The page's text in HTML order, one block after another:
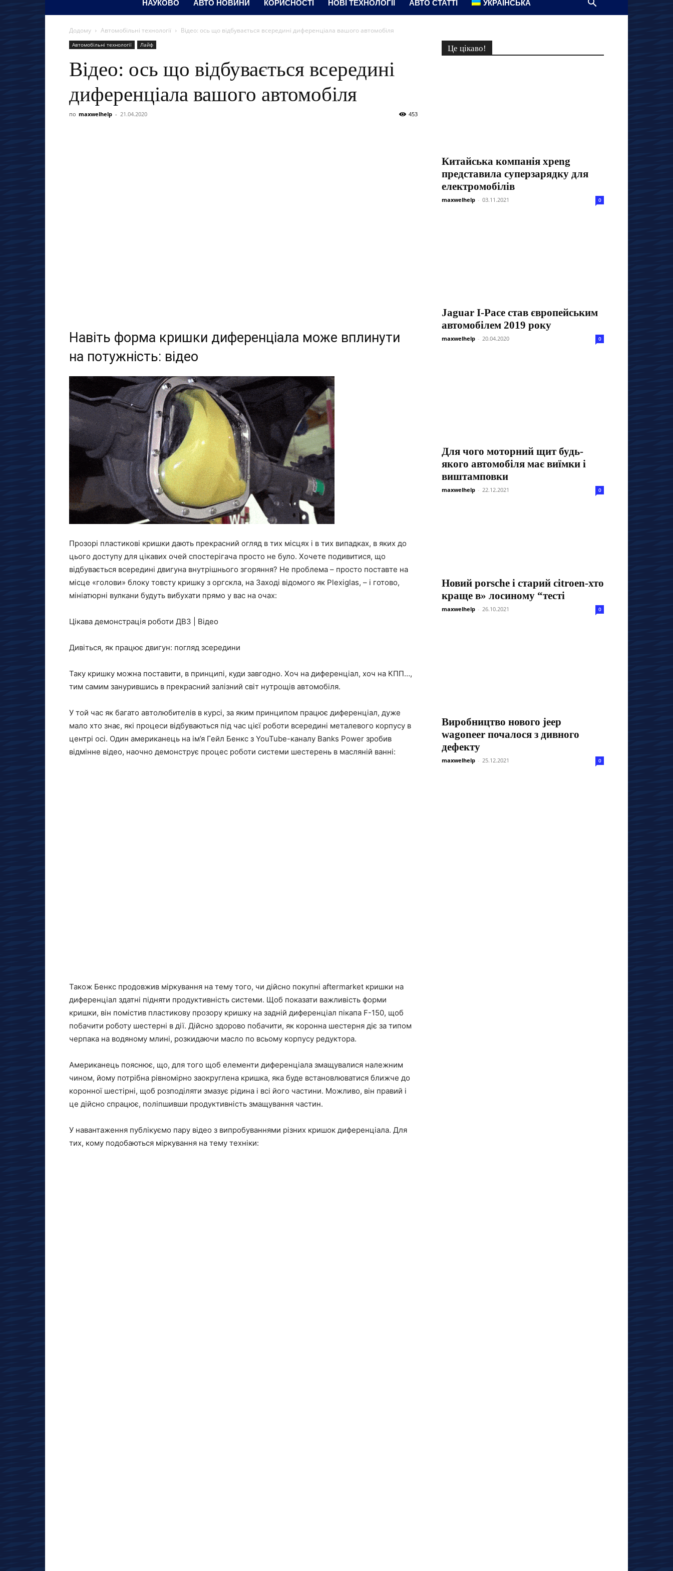
НАУКОВО АВТО НОВИНИ КОРИСНОСТІ НОВІ ТЕХНОЛОГІЇ АВТО СТАТТІ УКРАЇНСЬКА
Додому Автомобільні технології Відео: ось що відбувається всередині диференціала вашого автомобіля
Автомобільні технології Лайф
Відео: ось що відбувається всередині
диференціала вашого автомобіля
по maxwelhelp - 21.04.2020 453
Навіть форма кришки диференціала може вплинути
на потужність: відео
Прозорі пластикові кришки дають прекрасний огляд в тих місцях і в тих випадках, в яких до
цього доступу для цікавих очей спостерігача просто не було. Хочете подивитися, що
відбувається всередині двигуна внутрішнього згоряння? Не проблема – просто поставте на
місце «голови» блоку товсту кришку з оргскла, на Заході відомого як Plexiglas, – і готово,
мініатюрні вулкани будуть вибухати прямо у вас на очах:
Цікава демонстрація роботи ДВЗ | Відео
Дивіться, як працює двигун: погляд зсередини
Таку кришку можна поставити, в принципі, куди завгодно. Хоч на диференціал, хоч на КПП…,
тим самим занурившись в прекрасний залізний світ нутрощів автомобіля.
У той час як багато автолюбителів в курсі, за яким принципом працює диференціал, дуже
мало хто знає, які процеси відбуваються під час цієї роботи всередині металевого корпусу в
центрі осі. Один американець на ім’я Гейл Бенкс з YouTube-каналу Banks Power зробив
відмінне відео, наочно демонструє процес роботи системи шестерень в масляній ванні:
Також Бенкс продовжив міркування на тему того, чи дійсно покупні aftermarket кришки на
диференціал здатні підняти продуктивність системи. Щоб показати важливість форми
кришки, він помістив пластикову прозору кришку на задній диференціал пікапа F-150, щоб
побачити роботу шестерні в дії. Дійсно здорово побачити, як коронна шестерня діє за типом
черпака на водяному млині, розкидаючи масло по всьому корпусу редуктора.
Американець пояснює, що, для того щоб елементи диференціала змащувалися належним
чином, йому потрібна рівномірно заокруглена кришка, яка буде встановлюватися ближче до
коронної шестірні, щоб розподіляти змазує рідина і всі його частини. Можливо, він правий і
це дійсно спрацює, поліпшивши продуктивність змащування частин.
У навантаження публікуємо пару відео з випробуваннями різних кришок диференціала. Для
тих, кому подобаються міркування на тему техніки:
Це цікаво!
Китайська компанія xpeng
представила суперзарядку для
електромобілів
maxwelhelp - 03.11.2021 0
Jaguar I-Pace став європейським
автомобілем 2019 року
maxwelhelp - 20.04.2020 0
Для чого моторний щит будь-
якого автомобіля має виїмки і
виштамповки
maxwelhelp - 22.12.2021 0
Новий porsche і старий citroen-хто
краще в» лосиному “тесті
maxwelhelp - 26.10.2021 0
Виробництво нового jeep
wagoneer почалося з дивного
дефекту
maxwelhelp - 25.12.2021 0